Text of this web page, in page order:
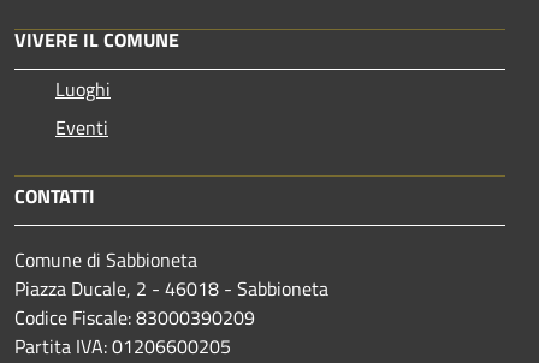
VIVERE IL COMUNE
Luoghi
Eventi
CONTATTI
Comune di Sabbioneta
Piazza Ducale, 2 - 46018 - Sabbioneta
Codice Fiscale: 83000390209
Partita IVA: 01206600205